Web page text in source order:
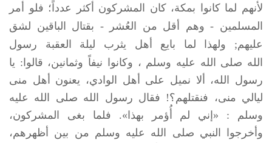
لأنهم لما كانوا بمكة، كان المشركون أكثر عدداً؛ فلو أمر
المسلمين - وهم أقل من العُشر - بقتال الباقين لشق
عليهم; ولهذا لما بايع أهل يثرب ليلة العقبة رسول
الله صلى الله عليه وسلم ، وكانوا نيفاً وثمانين، قالوا: يا
رسول الله، ألا نميل على أهل الوادي، يعنون أهل منى
ليالي منى، فنقتلهم؟! فقال رسول الله صلى الله عليه
وسلم
: «إني لم أُؤمر بهذا». فلما بغى المشركون،
وأخرجوا النبي صلى الله عليه وسلم من بين أظهرهم،